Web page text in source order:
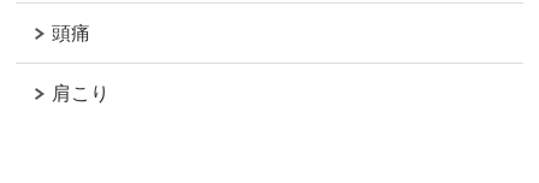
頭痛
肩こり